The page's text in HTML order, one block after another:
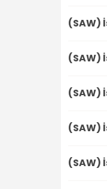
(SAW)
(SAW)
(SAW)
(SAW)
(SAW)